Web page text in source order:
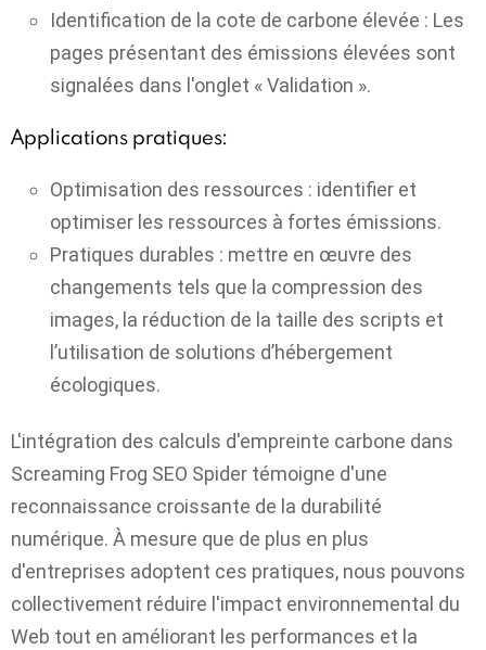
Identification de la cote de carbone élevée : Les
pages présentant des émissions élevées sont
signalées dans l'onglet « Validation ».
Applications pratiques:
Optimisation des ressources : identifier et
optimiser les ressources à fortes émissions.
Pratiques durables : mettre en œuvre des
changements tels que la compression des
images, la réduction de la taille des scripts et
l’utilisation de solutions d’hébergement
écologiques.
L'intégration des calculs d'empreinte carbone dans
Screaming Frog SEO Spider témoigne d'une
reconnaissance croissante de la durabilité
numérique. À mesure que de plus en plus
d'entreprises adoptent ces pratiques, nous pouvons
collectivement réduire l'impact environnemental du
Web tout en améliorant les performances et la